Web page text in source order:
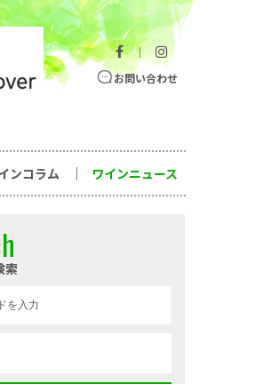
｜
お問い合わせ
ンコラム ワインニュース
h
索